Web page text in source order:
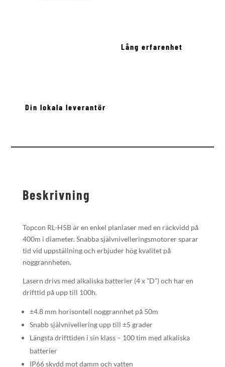
Lång erfarenhet
Din lokala leverantör
Beskrivning
Topcon RL-H5B är en enkel planlaser med en räckvidd på
400m i diameter. Snabba självnivelleringsmotorer sparar
tid vid uppställning och erbjuder hög kvalitet på
noggrannheten.
Lasern drivs med alkaliska batterier (4 x ”D”) och har en
drifttid på upp till 100h.
±4.8 mm horisontell noggrannhet på 50m
Snabb självnivellering upp till ±5 grader
Längsta drifttiden i sin klass – 100 tim med alkaliska
batterier
IP66 skydd mot damm och vatten